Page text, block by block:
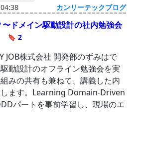
カンリーテックブログ
ドメイン駆動設計の社内勉強会
🔖 2
JOB株式会社 開発部のずみはで
動設計のオフライン勉強会を実
みの共有も兼ねて、講義した内
ます。Learning Domain-Driven
パートを事前学習し、現場のエ